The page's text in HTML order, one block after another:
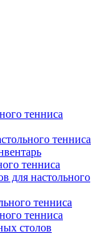
тенниса
тенниса
тенниса
для настольного
тенниса
тенниса
столов